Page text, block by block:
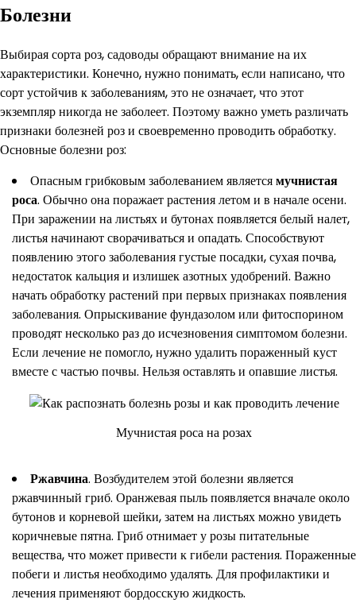
Болезни
Выбирая сорта роз, садоводы обращают внимание на их
характеристики. Конечно, нужно понимать, если написано, что
сорт устойчив к заболеваниям, это не означает, что этот
экземпляр никогда не заболеет. Поэтому важно уметь различать
признаки болезней роз и своевременно проводить обработку.
Основные болезни роз:
Опасным грибковым заболеванием являетсямучнистая
роса. Обычно она поражает растения летом и в начале осени.
При заражении на листьях и бутонах появляется белый налет,
листья начинают сворачиваться и опадать. Способствуют
появлению этого заболевания густые посадки, сухая почва,
недостаток кальция и излишек азотных удобрений. Важно
начать обработку растений при первых признаках появления
заболевания. Опрыскивание фундазолом или фитоспорином
проводят несколько раз до исчезновения симптомом болезни.
Если лечение не помогло, нужно удалить пораженный куст
вместе с частью почвы. Нельзя оставлять и опавшие листья.
Мучнистая роса на розах
Ржавчина. Возбудителем этой болезни является
ржавчинный гриб. Оранжевая пыль появляется вначале около
бутонов и корневой шейки, затем на листьях можно увидеть
коричневые пятна. Гриб отнимает у розы питательные
вещества, что может привести к гибели растения. Пораженные
побеги и листья необходимо удалять. Для профилактики и
лечения применяют бордосскую жидкость.